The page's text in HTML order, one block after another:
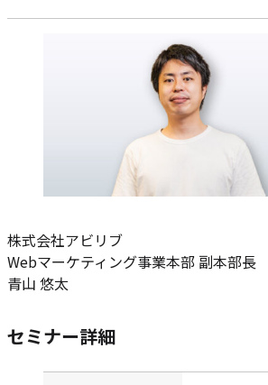
株式会社アビリブ
Webマーケティング事業本部 副本部長
青山 悠太
セミナー詳細